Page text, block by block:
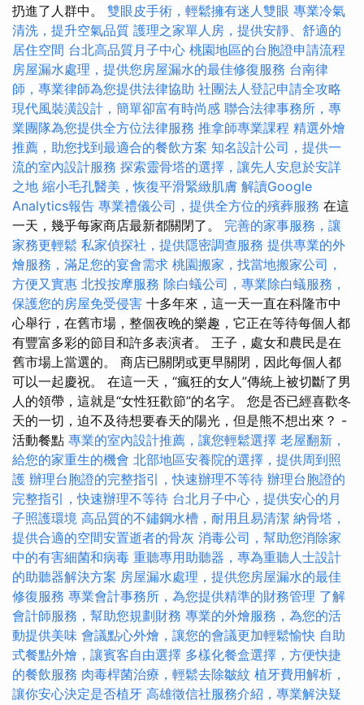
扔進了人群中。 雙眼皮手術，輕鬆擁有迷人雙眼 專業冷氣
清洗，提升空氣品質 護理之家單人房，提供安靜、舒適的
居住空間 台北高品質月子中心 桃園地區的台胞證申請流程
房屋漏水處理，提供您房屋漏水的最佳修復服務 台南律
師，專業律師為您提供法律協助 社團法人登記申請全攻略
現代風裝潢設計，簡單卻富有時尚感 聯合法律事務所，專
業團隊為您提供全方位法律服務 推拿師專業課程 精選外燴
推薦，助您找到最適合的餐飲方案 知名設計公司，提供一
流的室內設計服務 探索靈骨塔的選擇，讓先人安息於安詳
之地 縮小毛孔醫美，恢復平滑緊緻肌膚 解讀Google
Analytics報告 專業禮儀公司，提供全方位的殯葬服務 在這
一天，幾乎每家商店最新都關閉了。 完善的家事服務，讓
家務更輕鬆 私家偵探社，提供隱密調查服務 提供專業的外
燴服務，滿足您的宴會需求 桃園搬家，找當地搬家公司，
方便又實惠 北投按摩服務 除白蟻公司，專業除白蟻服務，
保護您的房屋免受侵害 十多年來，這一天一直在科隆市中
心舉行，在舊市場，整個夜晚的樂趣，它正在等待每個人都
有豐富多彩的節目和許多表演者。 王子，處女和農民是在
舊市場上當選的。 商店已關閉或更早關閉，因此每個人都
可以一起慶祝。 在這一天，“瘋狂的女人”傳統上被切斷了男
人的領帶，這就是“女性狂歡節”的名字。 您是否已經喜歡冬
天的一切，迫不及待想要春天的陽光，但是熊不想出來？ -
活動餐點 專業的室內設計推薦，讓您輕鬆選擇 老屋翻新，
給您的家重生的機會 北部地區安養院的選擇，提供周到照
護 辦理台胞證的完整指引，快速辦理不等待 辦理台胞證的
完整指引，快速辦理不等待 台北月子中心，提供安心的月
子照護環境 高品質的不鏽鋼水槽，耐用且易清潔 納骨塔，
提供合適的空間安置逝者的骨灰 消毒公司，幫助您消除家
中的有害細菌和病毒 重聽專用助聽器，專為重聽人士設計
的助聽器解決方案 房屋漏水處理，提供您房屋漏水的最佳
修復服務 專業會計事務所，為您提供精準的財務管理 了解
會計師服務，幫助您規劃財務 專業的外燴服務，為您的活
動提供美味 會議點心外燴，讓您的會議更加輕鬆愉快 自助
式餐點外燴，讓賓客自由選擇 多樣化餐盒選擇，方便快捷
的餐飲服務 肉毒桿菌治療，輕鬆去除皺紋 植牙費用解析，
讓你安心決定是否植牙 高雄徵信社服務介紹，專業解決疑